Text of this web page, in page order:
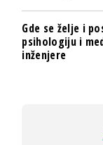
Gde se želje i
psihologiju i
inženjere